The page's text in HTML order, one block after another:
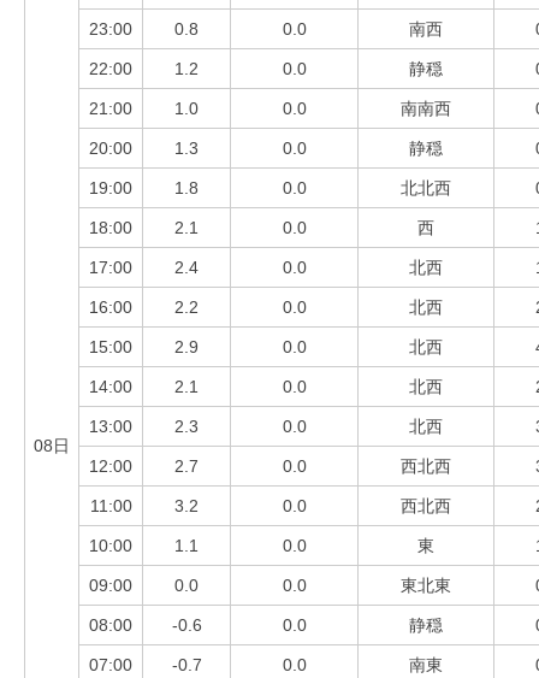
08日
23:00 0.8 0.0 南西
22:00 1.2 0.0 静穏
21:00 1.0 0.0 南南西
20:00 1.3 0.0 静穏
19:00 1.8 0.0 北北西
18:00 2.1 0.0 西
17:00 2.4 0.0 北西
16:00 2.2 0.0 北西
15:00 2.9 0.0 北西
14:00 2.1 0.0 北西
13:00 2.3 0.0 北西
12:00 2.7 0.0 西北西
11:00 3.2 0.0 西北西
10:00 1.1 0.0 東
09:00 0.0 0.0 東北東
08:00 -0.6 0.0 静穏
07:00 -0.7 0.0 南東